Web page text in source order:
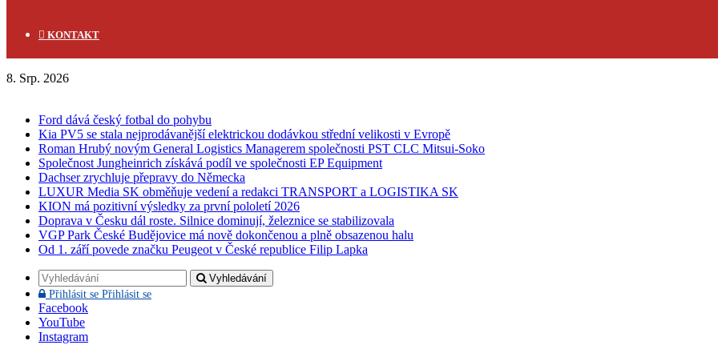
KONTAKT
8. Srp. 2026
Ford dává český fotbal do pohybu
Kia PV5 se stala nejprodávanější elektrickou dodávkou střední velikosti v Evropě
Roman Hrubý novým General Logistics Managerem společnosti PST CLC Mitsui-Soko
Společnost Jungheinrich získává podíl ve společnosti EP Equipment
Dachser zrychluje přepravy do Německa
LUXUR Media SK obměňuje vedení a redakci TRANSPORT a LOGISTIKA SK
KION má pozitivní výsledky za první pololetí 2026
Doprava v Česku dál roste. Silnice dominují, železnice se stabilizovala
VGP Park České Budějovice má nově dokončenou a plně obsazenou halu
Od 1. září povede značku Peugeot v České republice Filip Lapka
Vyhledávání
Přihlásit se Přihlásit se
Facebook
YouTube
Instagram